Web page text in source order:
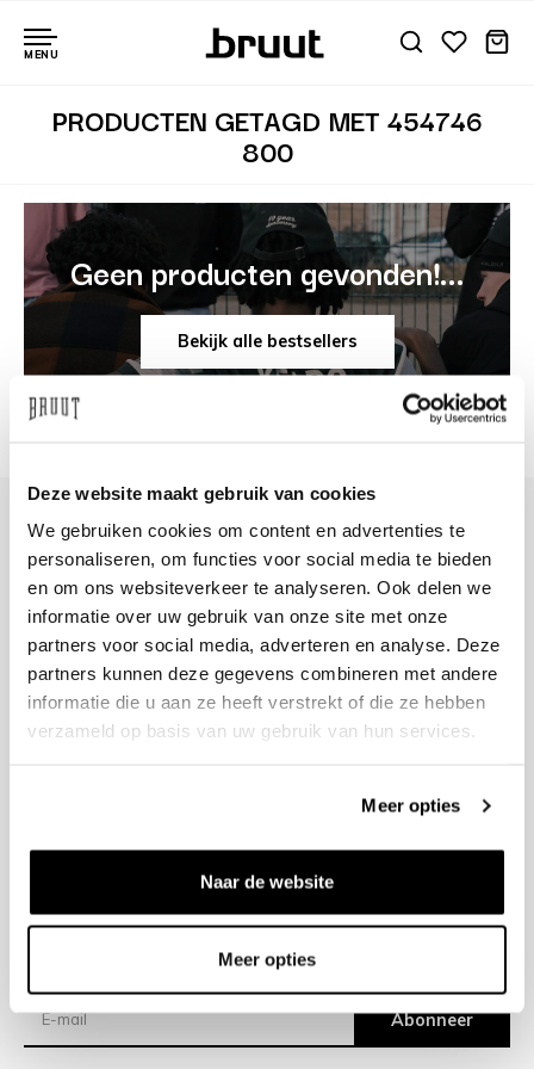
Deze website maakt gebruik van cookies
We gebruiken cookies om content en advertenties te
personaliseren, om functies voor social media te bieden
en om ons websiteverkeer te analyseren. Ook delen we
informatie over uw gebruik van onze site met onze
partners voor social media, adverteren en analyse. Deze
partners kunnen deze gegevens combineren met andere
informatie die u aan ze heeft verstrekt of die ze hebben
verzameld op basis van uw gebruik van hun services.
Meer opties
Naar de website
Meer opties
MENU
PRODUCTEN GETAGD MET 454746
800
Geen producten gevonden!...
Bekijk alle bestsellers
+31 23 205 2006
info@bruut.nl
Contact Formulier
Open tot 21:00
OPENINGSTIJDEN
Verzending
Abonneer